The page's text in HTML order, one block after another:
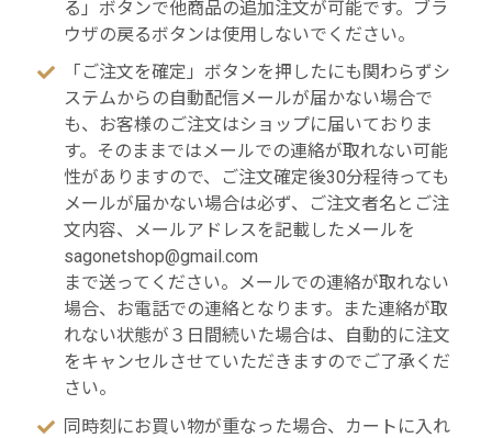
る」ボタンで他商品の追加注文が可能です。ブラ
ウザの戻るボタンは使用しないでください。
「ご注文を確定」ボタンを押したにも関わらずシ
ステムからの自動配信メールが届かない場合で
も、お客様のご注文はショップに届いておりま
す。そのままではメールでの連絡が取れない可能
性がありますので、ご注文確定後30分程待っても
メールが届かない場合は必ず、ご注文者名とご注
文内容、メールアドレスを記載したメールを
sagonetshop@gmail.com
まで送ってください。メールでの連絡が取れない
場合、お電話での連絡となります。また連絡が取
れない状態が３日間続いた場合は、自動的に注文
をキャンセルさせていただきますのでご了承くだ
さい。
同時刻にお買い物が重なった場合、カートに入れ